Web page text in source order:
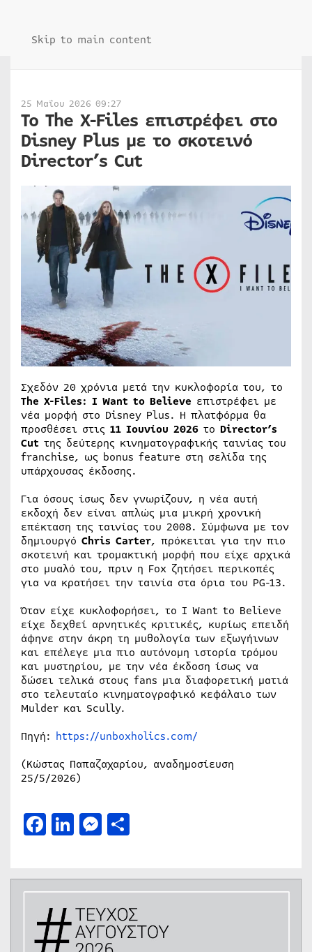
Skip to main content
25 Μαΐου 2026 09:27
Το The X-Files επιστρέφει στο
Disney Plus με το σκοτεινό
Director’s Cut
Σχεδόν 20 χρόνια μετά την κυκλοφορία του, το
The X-Files: I Want to Believe επιστρέφει με
νέα μορφή στο Disney Plus. Η πλατφόρμα θα
προσθέσει στις 11 Ιουνίου 2026 το Director’s
Cut της δεύτερης κινηματογραφικής ταινίας του
franchise, ως bonus feature στη σελίδα της
υπάρχουσας έκδοσης.
Για όσους ίσως δεν γνωρίζουν, η νέα αυτή
εκδοχή δεν είναι απλώς μια μικρή χρονική
επέκταση της ταινίας του 2008. Σύμφωνα με τον
δημιουργό Chris Carter, πρόκειται για την πιο
σκοτεινή και τρομακτική μορφή που είχε αρχικά
στο μυαλό του, πριν η Fox ζητήσει περικοπές
για να κρατήσει την ταινία στα όρια του PG-13.
Όταν είχε κυκλοφορήσει, το I Want to Believe
είχε δεχθεί αρνητικές κριτικές, κυρίως επειδή
άφηνε στην άκρη τη μυθολογία των εξωγήινων
και επέλεγε μια πιο αυτόνομη ιστορία τρόμου
και μυστηρίου, με την νέα έκδοση ίσως να
δώσει τελικά στους fans μια διαφορετική ματιά
στο τελευταίο κινηματογραφικό κεφάλαιο των
Mulder και Scully.
Πηγή: https://unboxholics.com/
(Κώστας Παπαζαχαρίου, αναδημοσίευση
25/5/2026)
Facebook
LinkedIn
Messenger